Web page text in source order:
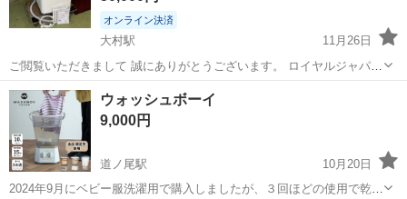
オンライン決済
大村駅
11月26日
ご閲覧いただきまして 誠にありがとうございます。 ロイヤルジャパン
長崎大村支店でございます。 こちらの商品一点ものです。 早い者勝ち
となっております。 【毎月６日、第４日曜日はイベントを開催してい
る為 当...
長崎 大村市 生活家電
ウォッシュボーイ
9,000円
道ノ尾駅
10月20日
2024年9月にベビー服洗濯用で購入しましたが、３回ほどの使用で乾燥